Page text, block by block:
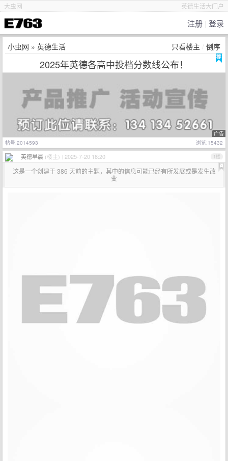
英德生活大门户
大虫网
注册 登录
小虫网 » 英德生活 只看楼主 倒序
2025年英德各高中投档分数线公布！
广告
浏览:15432
帖号:2014593
英德早晨 (楼主) 2025-7-20 18:20 1楼
这是一个创建于 386 天前的主题，其中的信息可能已经有所发展或是发生改
变